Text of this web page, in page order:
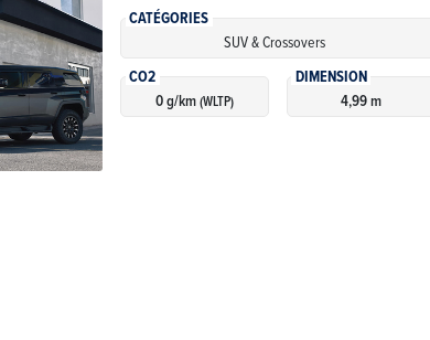
CATÉGORIES
SUV & Crossovers
CO2
0 g/km(WLTP)
DIMENSION
4,99 m